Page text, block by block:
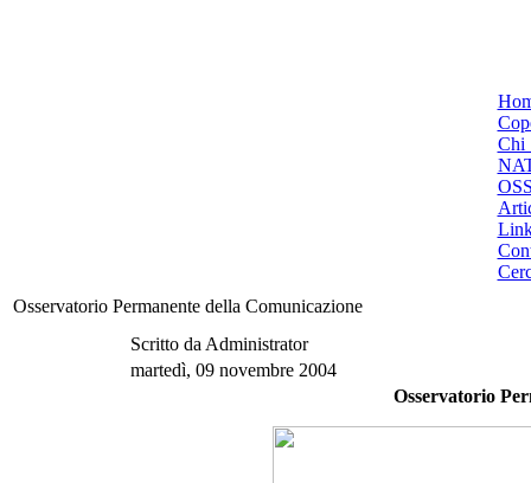
Chi
Osservatorio Permanente della Comunicazione
Scritto da Administrator
martedì, 09 novembre 2004
Osservatorio